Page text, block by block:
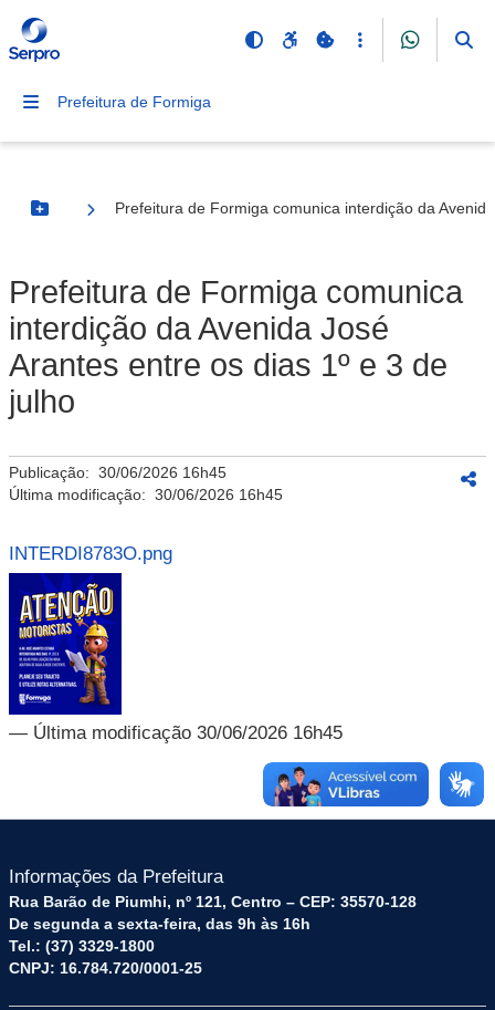
Prefeitura de Formiga
Botão Menu
Prefeitura de Formiga comunica interdição da
Prefeitura de Formiga comunica
interdição da Avenida José
Arantes entre os dias 1º e 3 de
julho
Publicação: 30/06/2026 16h45
Última modificação: 30/06/2026 16h45
INTERDI8783O.png
— Última modificação 30/06/2026 16h45
Informações da Prefeitura
Rua Barão de Piumhi, nº 121, Centro – CEP: 35570-128
De segunda a sexta-feira, das 9h às 16h
Tel.: (37) 3329-1800
CNPJ: 16.784.720/0001-25